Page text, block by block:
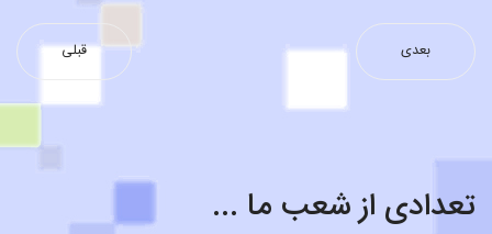
قبلی بعدی
تعدادی از شعب ما ...قالیشویی محدوده سمیه ۸۸۲۱۶۰۷۵